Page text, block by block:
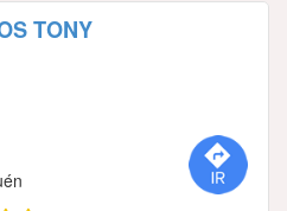
TONY